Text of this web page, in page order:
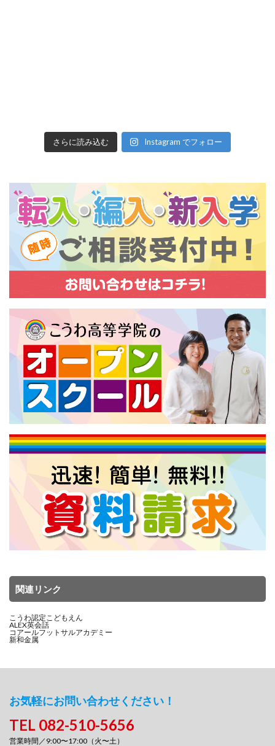
さらに読み込む Instagram でフォロー
関連リンク
こうわ認定こどもえん
ALEX英会話
コアールフットサルアカデミー
新和金属
お気軽にお問い合わせください！
TEL 082-510-5656
営業時間／9:00〜17:00（火〜土）